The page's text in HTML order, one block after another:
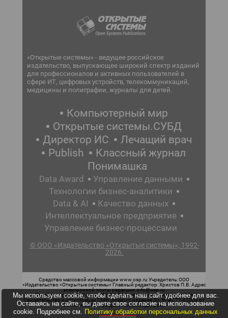
«Открытые системы» - ведущее российское
издательство, выпускающее широкий спектр изданий
для профессионалов и активных пользователей в
сфере ИТ, цифровых устройств, телекоммуникаций,
медицины и полиграфии, журналы для детей.
Компьютерный мир
Открытые системы.СУБД
Директор ИС
Лечащий врач
Publish
Классный журнал
Понимашка
Data Award
Управление данными
Технологии бизнес-аналитики
Data & AI
Качество данных
Интеллектуальное предприятие
Управление бизнес-процессами
© ООО «Издательство «Открытые системы», 1992-
2026.
Средство массовой информации www.osp.ru Учредитель: ООО
«Издательство «Открытые системы» Главный редактор: Христов П.В. Адрес
электронной почты редакции: info@osp.ru
Телефон редакции: 7 (499) 703-18-54 Возрастная маркировка: 12+
Свидетельство о регистрации СМИ сетевого издания Эл.№ ФС77-62008 от
05 июня 2015 г. выдано Роскомнадзором.
Мы используем cookie, чтобы сделать наш сайт удобнее для вас.
Оставаясь на сайте, вы даете свое согласие на использование
cookie. Подробнее см. Политику обработки персональных данных